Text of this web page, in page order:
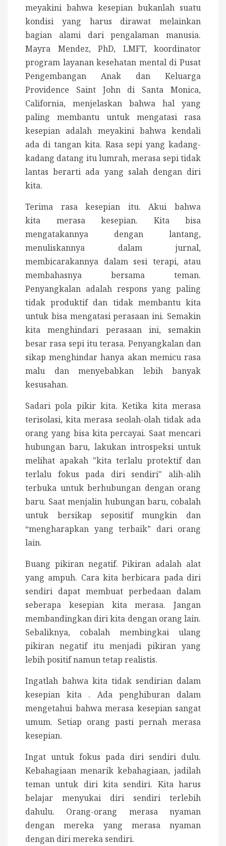
meyakini bahwa kesepian bukanlah suatu
kondisi yang harus dirawat melainkan
bagian alami dari pengalaman manusia.
Mayra Mendez, PhD, LMFT, koordinator
program layanan kesehatan mental di Pusat
Pengembangan Anak dan Keluarga
Providence Saint John di Santa Monica,
California, menjelaskan bahwa hal yang
paling membantu untuk mengatasi rasa
kesepian adalah meyakini bahwa kendali
ada di tangan kita. Rasa sepi yang kadang-
kadang datang itu lumrah, merasa sepi tidak
lantas berarti ada yang salah dengan diri
kita.
Terima rasa kesepian itu. Akui bahwa
kita merasa kesepian. Kita bisa
mengatakannya dengan lantang,
menuliskannya dalam jurnal,
membicarakannya dalam sesi terapi, atau
membahasnya bersama teman.
Penyangkalan adalah respons yang paling
tidak produktif dan tidak membantu kita
untuk bisa mengatasi perasaan ini. Semakin
kita menghindari perasaan ini, semakin
besar rasa sepi itu terasa. Penyangkalan dan
sikap menghindar hanya akan memicu rasa
malu dan menyebabkan lebih banyak
kesusahan.
Sadari pola pikir kita. Ketika kita merasa
terisolasi, kita merasa seolah-olah tidak ada
orang yang bisa kita percayai. Saat mencari
hubungan baru, lakukan introspeksi untuk
melihat apakah "kita terlalu protektif dan
terlalu fokus pada diri sendiri" alih-alih
terbuka untuk berhubungan dengan orang
baru. Saat menjalin hubungan baru, cobalah
untuk bersikap sepositif mungkin dan
“mengharapkan yang terbaik” dari orang
lain.
Buang pikiran negatif. Pikiran adalah alat
yang ampuh. Cara kita berbicara pada diri
sendiri dapat membuat perbedaan dalam
seberapa kesepian kita merasa. Jangan
membandingkan diri kita dengan orang lain.
Sebaliknya, cobalah membingkai ulang
pikiran negatif itu menjadi pikiran yang
lebih positif namun tetap realistis.
Ingatlah bahwa kita tidak sendirian dalam
kesepian kita . Ada penghiburan dalam
mengetahui bahwa merasa kesepian sangat
umum. Setiap orang pasti pernah merasa
kesepian.
Ingat untuk fokus pada diri sendiri dulu.
Kebahagiaan menarik kebahagiaan, jadilah
teman untuk diri kita sendiri. Kita harus
belajar menyukai diri sendiri terlebih
dahulu. Orang-orang merasa nyaman
dengan mereka yang merasa nyaman
dengan diri mereka sendiri.